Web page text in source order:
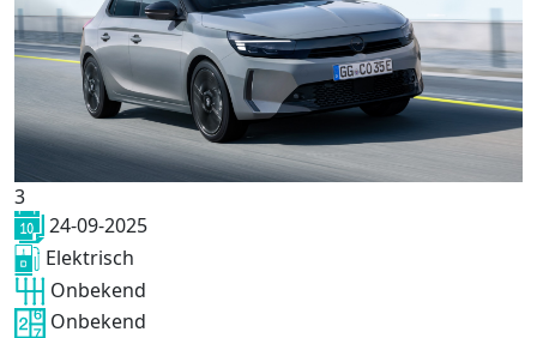
3
24-09-2025
Elektrisch
Onbekend
Onbekend